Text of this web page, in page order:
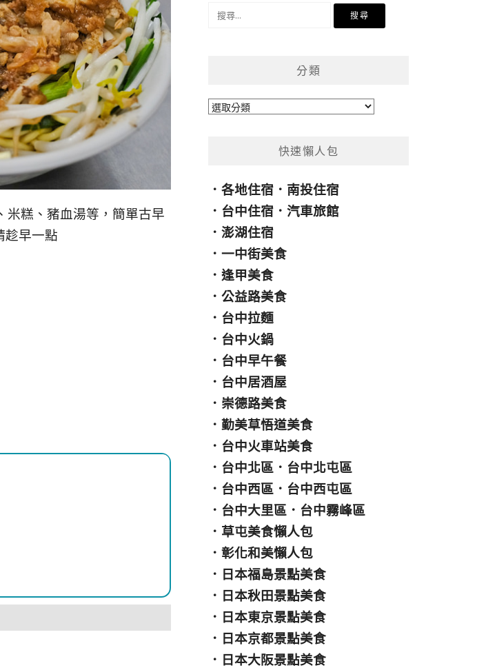
米糕、豬血湯等，簡單古早
趁早一點
分類
分
快速懶人包
．各地住宿 ． 南投住宿
． 台中住宿 ．汽車旅館
．澎湖住宿
．一中街美食
．逢甲美食
．公益路美食
． 台中拉麵
． 台中火鍋
． 台中早午餐
． 台中居酒屋
． 崇德路美食
．勤美草悟道美食
． 台中火車站美食
． 台中北區 ． 台中北屯區
． 台中西區 ． 台中西屯區
． 台中大里區 ． 台中霧峰區
． 草屯美食懶人包
．彰化和美懶人包
． 日本福島景點美食
． 日本秋田景點美食
． 日本東京景點美食
． 日本京都景點美食
． 日本大阪景點美食